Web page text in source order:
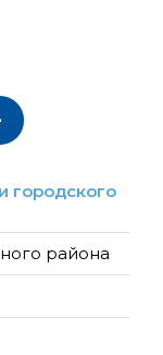
городского
района